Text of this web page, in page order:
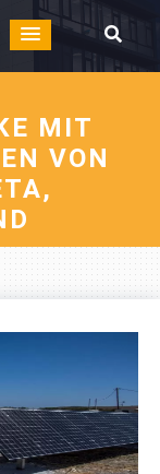
MIT
VON